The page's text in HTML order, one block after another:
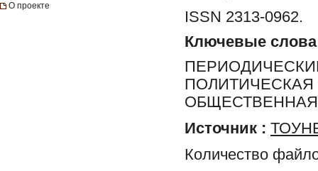
О проекте
ISSN 2313-0962.
Ключевые слова
Источник :
Количество